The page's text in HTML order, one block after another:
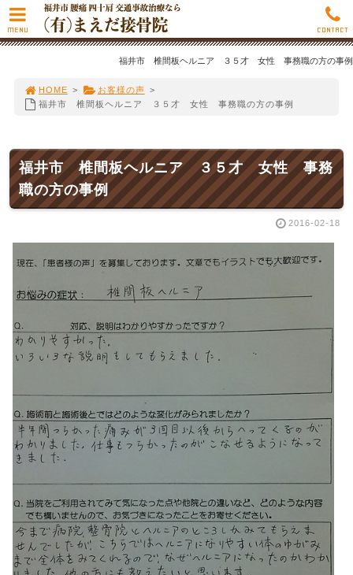
福井市 椎間板ヘルニア ３５才 女性 事務職の方の事例
HOME > お客様の声 >
福井市 椎間板ヘルニア ３５才 女性 事務職の方の事例
福井市 椎間板ヘルニア ３５才 女性 事務
職の方の事例
2016-02-18
MENU CONTACT